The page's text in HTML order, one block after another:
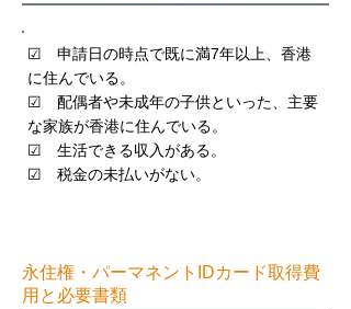
☑ 申請日の時点で既に満7年以上、香港
に住んでいる。
☑ 配偶者や未成年の子供といった、主要
な家族が香港に住んでいる。
☑ 生活できる収入がある。
☑ 税金の未払いがない。
​永住権・パーマネントIDカード取得費
用と必要書類